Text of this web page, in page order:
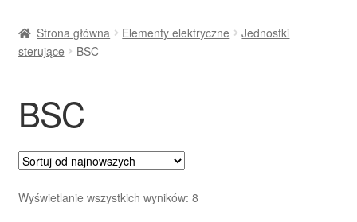
Dostawa
Kontakt
Moje konto
Strona główna Elementy elektryczne
Jednostki
sterujące
BSC
BSC
Wyświetlanie wszystkich wyników: 8Posortowane